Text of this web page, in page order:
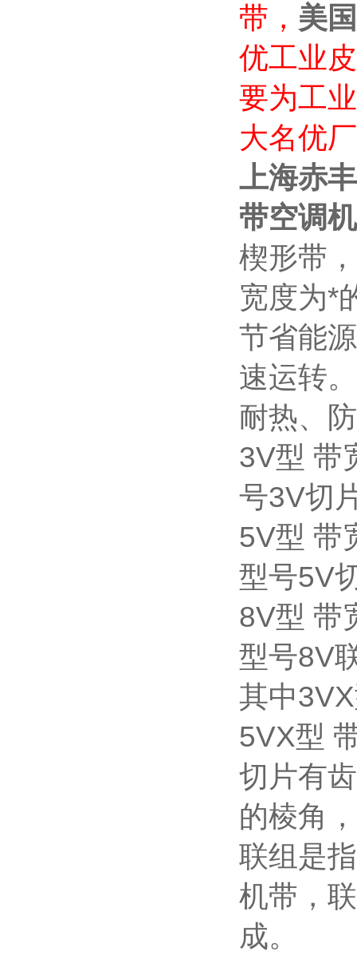
带 ， 美
优工业
要为工
大名优
上海赤
带空调
楔形带
宽度为*
节省能
速运转。
耐热、
3V型 带
号3V切
5V型 带
型号5V
8V型 带
型号8V
其中
5VX型
切片有
的棱角
联组是
机带，
成。